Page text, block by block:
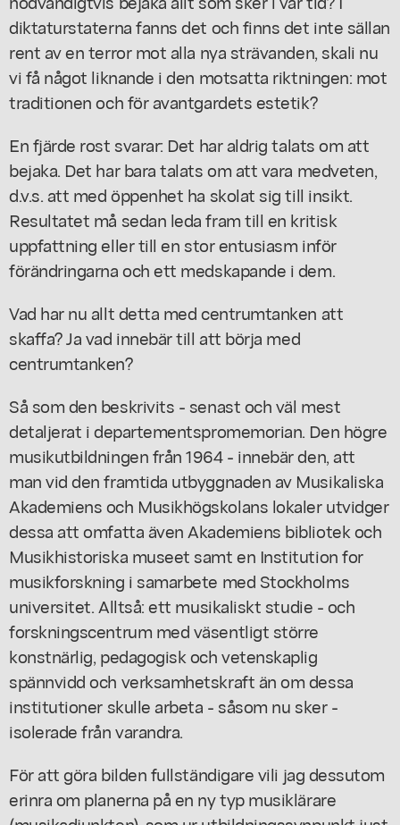
diktaturstaterna fanns det och finns det inte sällan
rent av en terror mot alla nya strävanden, skali nu
vi få något liknande i den motsatta riktningen: mot
traditionen och för avantgardets estetik?
En fjärde rost svarar: Det har aldrig talats om att
bejaka. Det har bara talats om att vara medveten,
d.v.s. att med öppenhet ha skolat sig till insikt.
Resultatet må sedan leda fram till en kritisk
uppfattning eller till en stor entusiasm inför
förändringarna och ett medskapande i dem.
Vad har nu allt detta med centrumtanken att
skaffa? Ja vad innebär till att börja med
centrumtanken?
Så som den beskrivits - senast och väl mest
detaljerat i departementspromemorian. Den högre
musikutbildningen från 1964 - innebär den, att
man vid den framtida utbyggnaden av Musikaliska
Akademiens och Musikhögskolans lokaler utvidger
dessa att omfatta även Akademiens bibliotek och
Musikhistoriska museet samt en Institution for
musikforskning i samarbete med Stockholms
universitet. Alltså: ett musikaliskt studie - och
forskningscentrum med väsentligt större
konstnärlig, pedagogisk och vetenskaplig
spännvidd och verksamhetskraft än om dessa
institutioner skulle arbeta - såsom nu sker -
isolerade från varandra.
För att göra bilden fullständigare vili jag dessutom
erinra om planerna på en ny typ musiklärare